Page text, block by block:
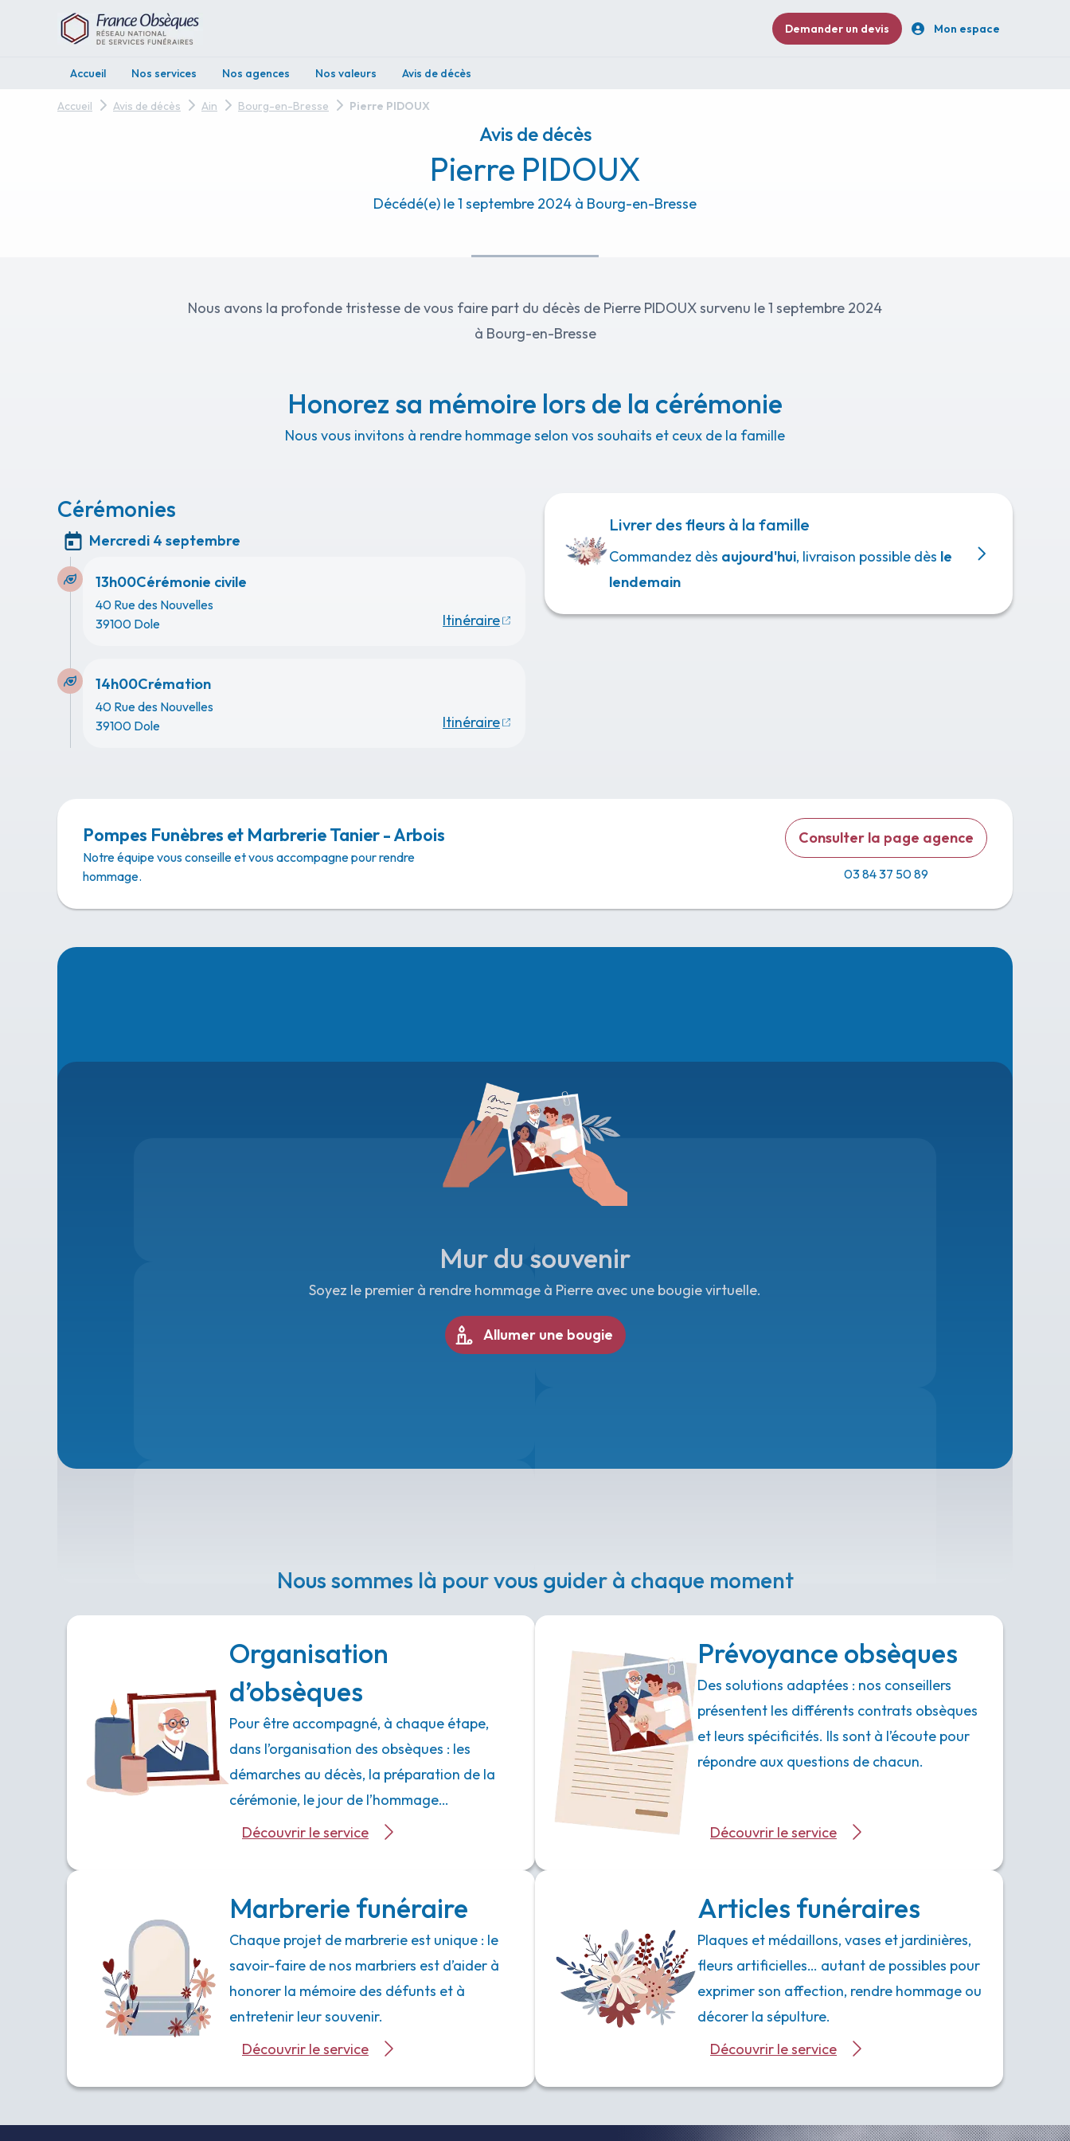
Demander un devis Mon espace
Accueil Nos services Nos agences Nos valeurs Avis de décès
Accueil Avis de décès Ain Bourg-en-Bresse Pierre PIDOUX
Avis de décès
Pierre PIDOUX
Décédé(e) le 1 septembre 2024 à Bourg-en-Bresse
Nous avons la profonde tristesse de vous faire part du décès de Pierre PIDOUX survenu le 1 septembre 2024
à Bourg-en-Bresse
Honorez sa mémoire lors de la cérémonie
Nous vous invitons à rendre hommage selon vos souhaits et ceux de la famille
Cérémonies
Mercredi 4 septembre
13h00Cérémonie civile
40 Rue des Nouvelles
39100 Dole
Itinéraire
14h00Crémation
40 Rue des Nouvelles
39100 Dole
Itinéraire
Livrer des fleurs à la famille
Commandez dès aujourd'hui, livraison possible dès le
lendemain
Pompes Funèbres et Marbrerie Tanier - Arbois
Notre équipe vous conseille et vous accompagne pour rendre
hommage.
Consulter la page agence
03 84 37 50 89
Mur du souvenir
Soyez le premier à rendre hommage à Pierre avec une bougie virtuelle.
Allumer une bougie
Nous sommes là pour vous guider à chaque moment
Organisation
d’obsèques
Pour être accompagné, à chaque étape,
dans l’organisation des obsèques : les
démarches au décès, la préparation de la
cérémonie, le jour de l’hommage…
Découvrir le service
Prévoyance obsèques
Des solutions adaptées : nos conseillers
présentent les différents contrats obsèques
et leurs spécificités. Ils sont à l’écoute pour
répondre aux questions de chacun.
Découvrir le service
Marbrerie funéraire
Chaque projet de marbrerie est unique : le
savoir-faire de nos marbriers est d’aider à
honorer la mémoire des défunts et à
entretenir leur souvenir.
Découvrir le service
Articles funéraires
Plaques et médaillons, vases et jardinières,
fleurs artificielles… autant de possibles pour
exprimer son affection, rendre hommage ou
décorer la sépulture.
Découvrir le service